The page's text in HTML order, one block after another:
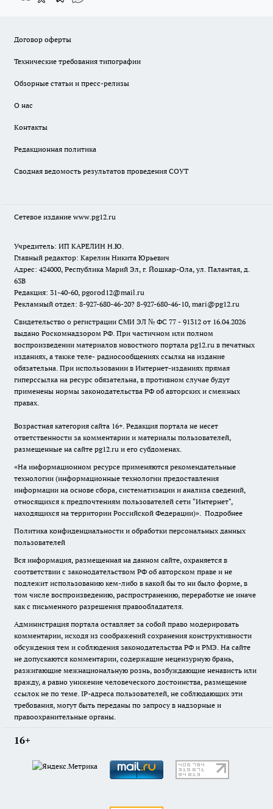
Договор оферты
Технические требования типографии
Обзорные статьи и пресс-релизы
О нас
Контакты
Редакционная политика
Сводная ведомость результатов проведения СОУТ
Сетевое издание www.pg12.ru
Учредитель: ИП КАРЕЛИН Н.Ю.
Главный редактор: Карелин Никита Юрьевич
Адрес: 424000, Республика Марий Эл, г. Йошкар-Ола, ул. Палантая, д.
63В
Редакция: 31-40-60, pgorod12@mail.ru
Рекламный отдел: 8-927-680-46-20? 8-927-680-46-10, mari@pg12.ru
Свидетельство о регистрации СМИ ЭЛ № ФС 77 - 91312 от 16.04.2026
выдано Роскомнадзором РФ. При частичном или полном
воспроизведении материалов новостного портала pg12.ru в печатных
изданиях, а также теле- радиосообщениях ссылка на издание
обязательна. При использовании в Интернет-изданиях прямая
гиперссылка на ресурс обязательна, в противном случае будут
применены нормы законодательства РФ об авторских и смежных
правах.
Возрастная категория сайта 16+. Редакция портала не несет
ответственности за комментарии и материалы пользователей,
размещенные на сайте pg12.ru и его субдоменах.
«На информационном ресурсе применяются рекомендательные
технологии (информационные технологии предоставления
информации на основе сбора, систематизации и анализа сведений,
относящихся к предпочтениям пользователей сети "Интернет",
находящихся на территории Российской Федерации)». Подробнее
Политика конфиденциальности и обработки персональных данных
пользователей
Вся информация, размещенная на данном сайте, охраняется в
соответствии с законодательством РФ об авторском праве и не
подлежит использованию кем-либо в какой бы то ни было форме, в
том числе воспроизведению, распространению, переработке не иначе
как с письменного разрешения правообладателя.
Администрация портала оставляет за собой право модерировать
комментарии, исходя из соображений сохранения конструктивности
обсуждения тем и соблюдения законодательства РФ и РМЭ. На сайте
не допускаются комментарии, содержащие нецензурную брань,
разжигающие межнациональную рознь, возбуждающие ненависть или
вражду, а равно унижение человеческого достоинства, размещение
ссылок не по теме. IP-адреса пользователей, не соблюдающих эти
требования, могут быть переданы по запросу в надзорные и
правоохранительные органы.
16+